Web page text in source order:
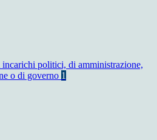
politici, di amministrazione,
o di governo 1